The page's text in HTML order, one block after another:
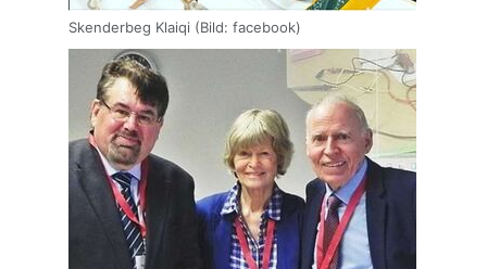
Skenderbeg Klaiqi (Bild: facebook)